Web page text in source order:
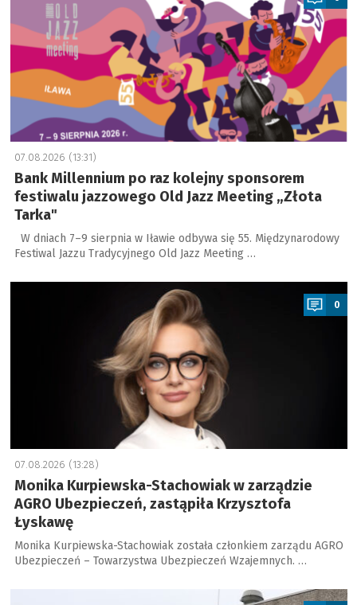
07.08.2026 (13:31)
Bank Millennium po raz kolejny sponsorem
festiwalu jazzowego Old Jazz Meeting „Złota
Tarka"
W dniach 7–9 sierpnia w Iławie odbywa się 55. Międzynarodowy
Festiwal Jazzu Tradycyjnego Old Jazz Meeting …
a
0
07.08.2026 (13:28)
Monika Kurpiewska-Stachowiak w zarządzie
AGRO Ubezpieczeń, zastąpiła Krzysztofa
Łyskawę
Monika Kurpiewska-Stachowiak została członkiem zarządu AGRO
Ubezpieczeń – Towarzystwa Ubezpieczeń Wzajemnych. …